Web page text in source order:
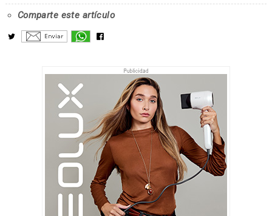
Comparte este artículo